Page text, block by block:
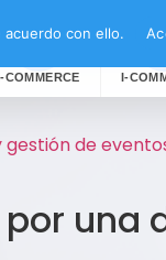
COMMERCE I-
gestión de
una
con ello.